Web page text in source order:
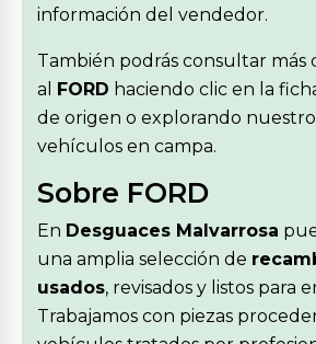
información del vendedor.
También podrás consultar más
al FORD haciendo clic en la
de origen o explorando
vehículos en campa.
Sobre FORD
En Desguaces Malvarrosa
una amplia selección de
usados, revisados y listos para
Trabajamos con piezas